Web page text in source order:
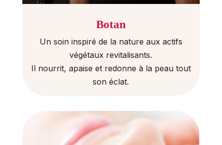
Botan
Un soin inspiré de la nature aux actifs
végétaux revitalisants.
Il nourrit, apaise et redonne à la peau tout
son éclat.